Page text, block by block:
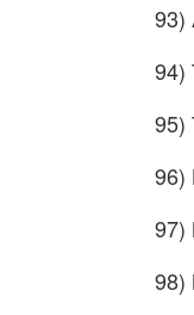
93)
94)
95)
96)
97)
98)